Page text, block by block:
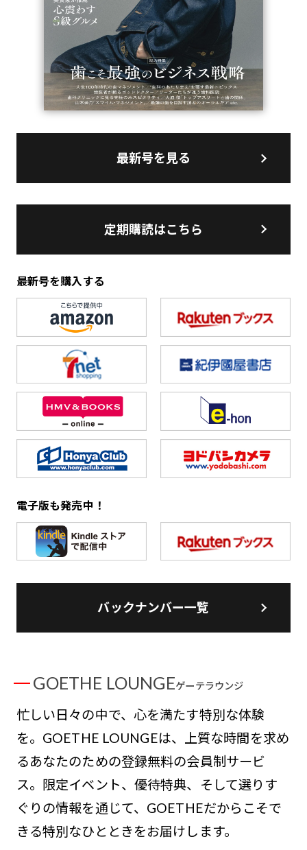
最新号を見る
定期購読はこちら
最新号を購入する
電子版も発売中！
バックナンバー一覧
GOETHE LOUNGEゲーテラウンジ
忙しい日々の中で、心を満たす特別な体験
を。GOETHE LOUNGEは、上質な時間を求め
るあなたのための登録無料の会員制サービ
ス。限定イベント、優待特典、そして選りす
ぐりの情報を通じて、GOETHEだからこそで
きる特別なひとときをお届けします。